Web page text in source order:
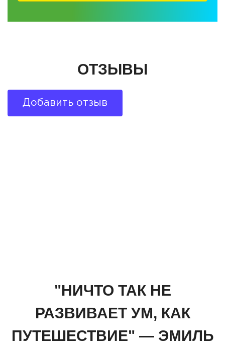
ОТЗЫВЫ
Добавить отзыв
"НИЧТО ТАК НЕ
РАЗВИВАЕТ УМ, КАК
ПУТЕШЕСТВИЕ" — ЭМИЛЬ